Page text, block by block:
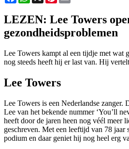
LEZEN: Lee Towers
gezondheidsproblemen
Lee Towers kampt al een tijdje met wat
nog steeds heeft hij er last van. Hij
Lee Towers
Lee Towers is een Nederlandse zanger.
Lee van het bekende nummer ‘You’ll
heeft door de jaren heen nog véél meer
geschreven. Met een leeftijd van 78 jaar
podium en daar geniet hij nog heel erg